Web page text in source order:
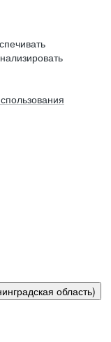
область)